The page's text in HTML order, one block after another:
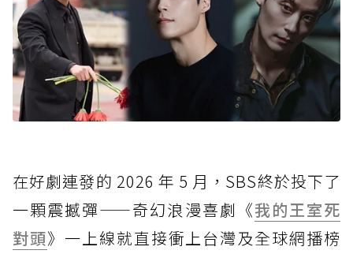
在好劇連發的 2026 年 5 月，SBS終於投下了
一顆震撼彈——奇幻浪漫喜劇《我的王室死
對頭》一上線就直接衝上台灣及全球網播榜